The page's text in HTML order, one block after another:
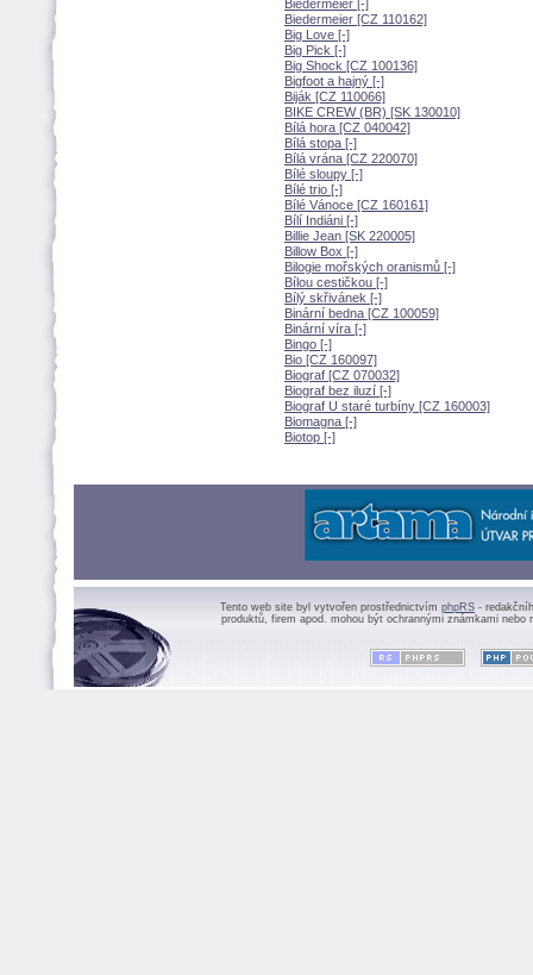
Biedermeier [-]
Biedermeier [CZ 110162]
Big Love [-]
Big Pick [-]
Big Shock [CZ 100136]
Bigfoot a hajný [-]
Biják [CZ 110066]
BIKE CREW (BR) [SK 130010]
Bílá hora [CZ 040042]
Bílá stopa [-]
Bílá vrána [CZ 220070]
Bílé sloupy [-]
Bílé trio [-]
Bílé Vánoce [CZ 160161]
Bílí Indiáni [-]
Billie Jean [SK 220005]
Billow Box [-]
Bilogie mořských oranismů [-]
Bílou cestičkou [-]
Bílý skřivánek [-]
Binární bedna [CZ 100059]
Binární víra [-]
Bingo [-]
Bio [CZ 160097]
Biograf [CZ 070032]
Biograf bez iluzí [-]
Biograf U staré turbíny [CZ 160003]
Biomagna [-]
Biotop [-]
Tento web site byl vytvořen prostřednictvím phpRS -
produktů, firem apod. mohou být ochrannými známkami